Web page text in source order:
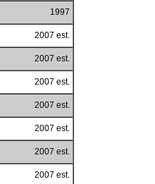
1997
2007 est.
2007 est.
2007 est.
2007 est.
2007 est.
2007 est.
2007 est.